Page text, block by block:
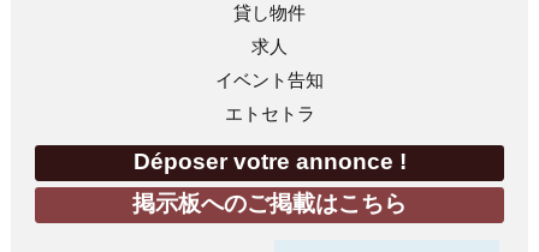
貸し物件
求人
イベント告知
エトセトラ
Déposer votre annonce !
掲示板へのご掲載はこちら